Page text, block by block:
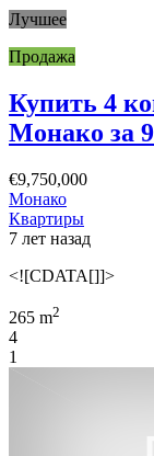
Лучшее
Продажа
Купить 4
Монако за
€9,750,000
Монако
Квартиры
7 лет назад
<![CDATA[]]>
265 m2
4
1